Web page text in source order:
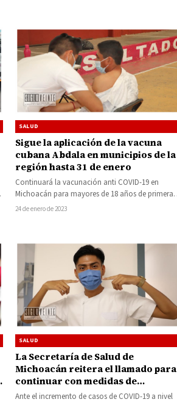
SALUD
Sigue la aplicación de la vacuna
cubana Abdala en municipios de la
región hasta 31 de enero
Continuará la vacunación anti COVID-19 en
Michoacán para mayores de 18 años de primera
dosis, rezagados y refuerzo hasta el…
24 de enero de 2023
SALUD
La Secretaría de Salud de
Michoacán reitera el llamado para
continuar con medidas de
prevención contra el COVID-19
Ante el incremento de casos de COVID-19 a nivel